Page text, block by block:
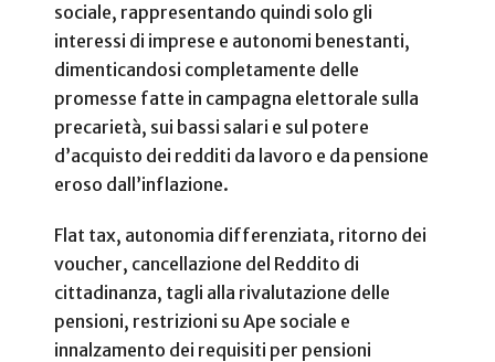
sociale, rappresentando quindi solo gli
interessi di imprese e autonomi benestanti,
dimenticandosi completamente delle
promesse fatte in campagna elettorale sulla
precarietà, sui bassi salari e sul potere
d’acquisto dei redditi da lavoro e da pensione
eroso dall’inflazione.
Flat tax, autonomia differenziata, ritorno dei
voucher, cancellazione del Reddito di
cittadinanza, tagli alla rivalutazione delle
pensioni, restrizioni su Ape sociale e
innalzamento dei requisiti per pensioni